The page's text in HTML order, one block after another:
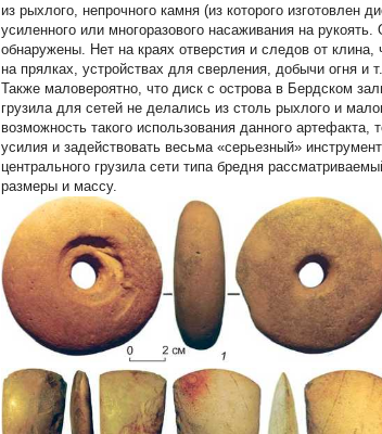
из рыхлого, непрочного камня (из которого
усиленного или многоразового насаживания на
обнаружены. Нет на краях отверстия и следов от
на прялках, устройствах для сверления, добычи огня и
Также маловероятно, что диск с острова в Бердском
грузила для сетей не делались из столь рыхлого и
возможность такого использования данного
усилия и задействовать весьма «серьезный»
центрального грузила сети типа бредня
размеры и массу.